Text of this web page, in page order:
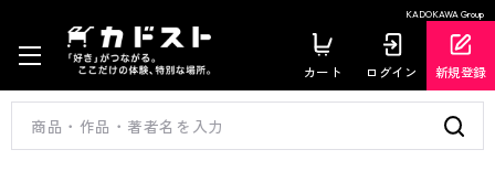
KADOKAWA Group
カート ログイン 新規登録